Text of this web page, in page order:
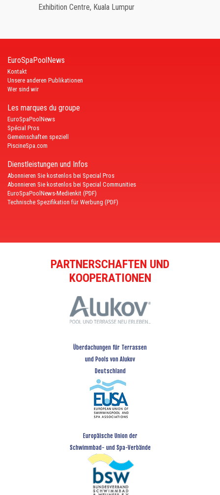
Exhibition Centre, Kuala Lumpur
EuroSpaPoolNews
Kontakt
Unsere anderen Publikationen
Wer sind wir
Les marques du groupe
EuroSpaPoolNews
Spécial Pros
Gemeinschaften speziell
PiscineSpa.com
Dienstleistungen und Infos
Abonnieren Sie kostenlos bei Special Pros
Abonnieren Sie kostenlos bei Special Communities
EuroSpaPoolNews-Medienkit (PDF)
Technische Spezifikation für Werbung (PDF)
PARTNERSCHAFTEN UND
KOOPERATIONEN
Überdachungen für Terrassen
und Pools von Alukov
Deutschland
Europäische Union der
Schwimmbad- und Spa-Verbände